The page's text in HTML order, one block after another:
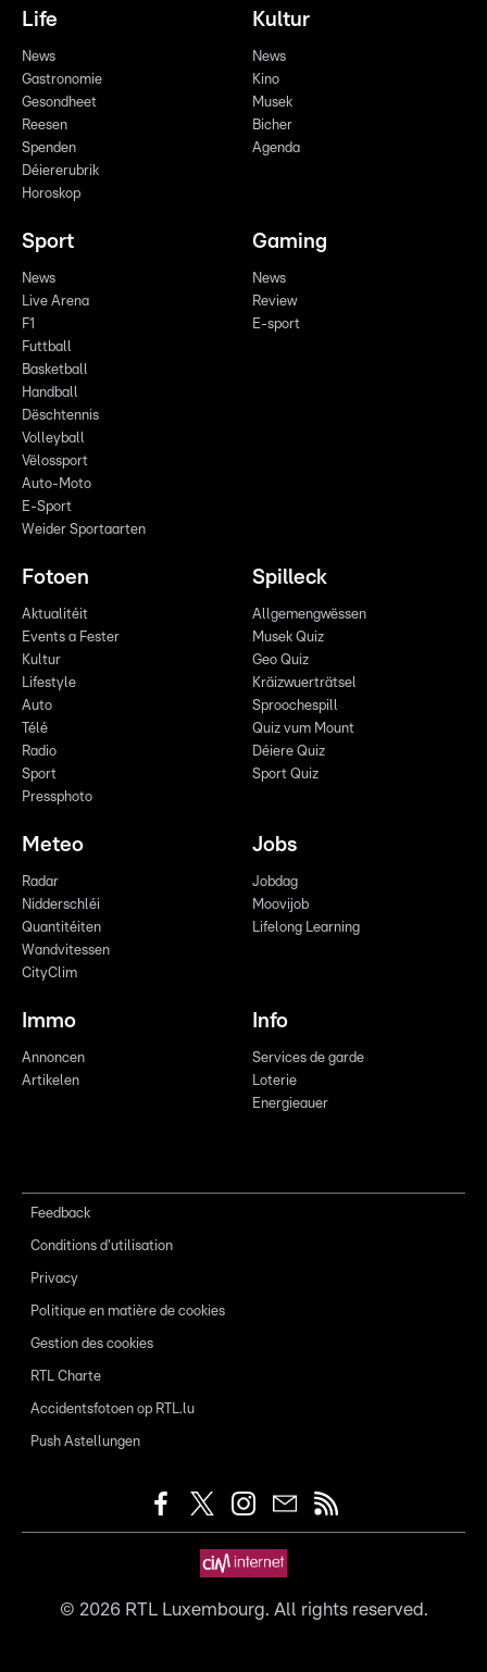
Life
News
Gastronomie
Gesondheet
Reesen
Spenden
Déiererubrik
Horoskop
Kultur
News
Kino
Musek
Bicher
Agenda
Sport
News
Live Arena
F1
Futtball
Basketball
Handball
Dëschtennis
Volleyball
Vëlossport
Auto-Moto
E-Sport
Weider Sportaarten
Gaming
News
Review
E-sport
Fotoen
Aktualitéit
Events a Fester
Kultur
Lifestyle
Auto
Télé
Radio
Sport
Pressphoto
Spilleck
Allgemengwëssen
Musek Quiz
Geo Quiz
Kräizwuerträtsel
Sproochespill
Quiz vum Mount
Déiere Quiz
Sport Quiz
Meteo
Radar
Nidderschléi
Quantitéiten
Wandvitessen
CityClim
Jobs
Jobdag
Moovijob
Lifelong Learning
Immo
Annoncen
Artikelen
Info
Services de garde
Loterie
Energieauer
Feedback
Conditions d'utilisation
Privacy
Politique en matière de cookies
Gestion des cookies
RTL Charte
Accidentsfotoen op RTL.lu
Push Astellungen
© 2026RTL Luxembourg. All rights reserved.